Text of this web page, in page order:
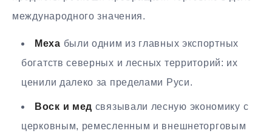
международного значения.
Меха были одним из главных экспортных
богатств северных и лесных территорий: их
ценили далеко за пределами Руси.
Воск и мед связывали лесную экономику с
церковным, ремесленным и внешнеторговым